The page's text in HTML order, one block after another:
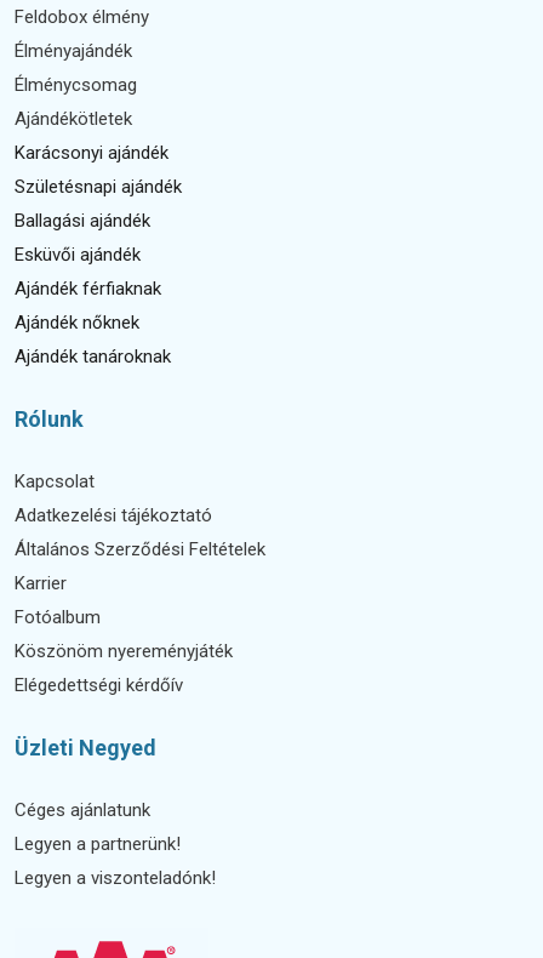
Feldobox élmény
Élményajándék
Élménycsomag
Ajándékötletek
Karácsonyi ajándék
Születésnapi ajándék
Ballagási ajándék
Esküvői ajándék
Ajándék férfiaknak
Ajándék nőknek
Ajándék tanároknak
Rólunk
Kapcsolat
Adatkezelési tájékoztató
Általános Szerződési Feltételek
Karrier
Fotóalbum
Köszönöm nyereményjáték
Elégedettségi kérdőív
Üzleti Negyed
Céges ajánlatunk
Legyen a partnerünk!
Legyen a viszonteladónk!